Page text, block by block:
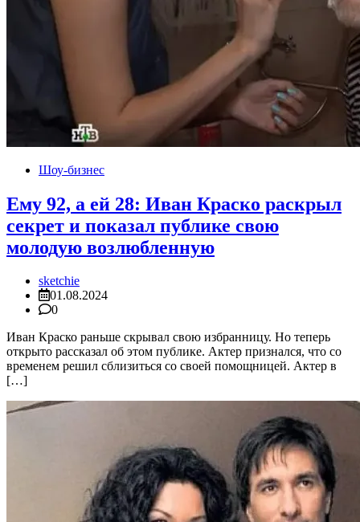
Шоу-бизнес
Ему 92, а ей 28: Иван Краско раскрыл
секрет и показал публике свою
молодую возлюбленную
sketchie
01.08.2024
0
Иван Краско раньше скрывал свою избранницу. Но теперь
открыто рассказал об этом публике. Актер признался, что со
временем решил сблизиться со своей помощницей. Актер в
[…]